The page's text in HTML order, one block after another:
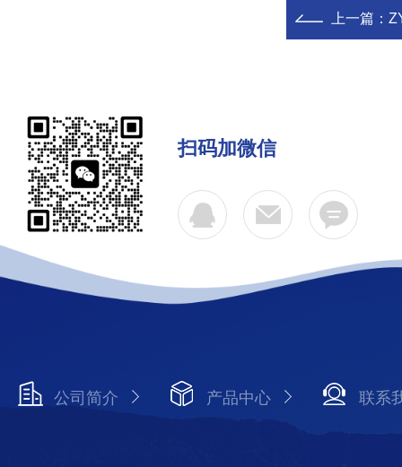
上一篇：
扫码加微信
公司简介 产品中心 联系